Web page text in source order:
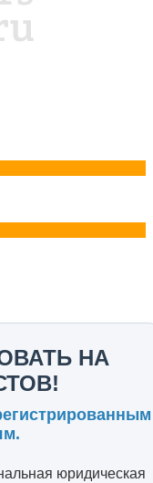
НА
юридическая